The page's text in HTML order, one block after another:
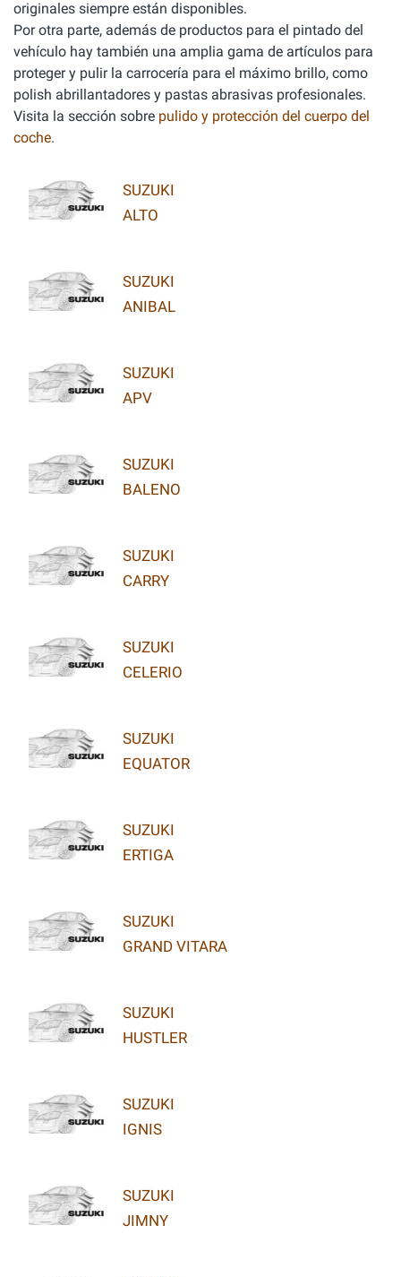
originales siempre están disponibles.
Por otra parte, además de productos para el pintado del
vehículo hay también una amplia gama de artículos para
proteger y pulir la carrocería para el máximo brillo, como
polish abrillantadores y pastas abrasivas profesionales.
Visita la sección sobre pulido y protección del cuerpo del
coche.
SUZUKI
ALTO
SUZUKI
ANIBAL
SUZUKI
APV
SUZUKI
BALENO
SUZUKI
CARRY
SUZUKI
CELERIO
SUZUKI
EQUATOR
SUZUKI
ERTIGA
SUZUKI
GRAND VITARA
SUZUKI
HUSTLER
SUZUKI
IGNIS
SUZUKI
JIMNY